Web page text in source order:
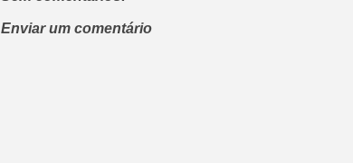
Enviar um comentário